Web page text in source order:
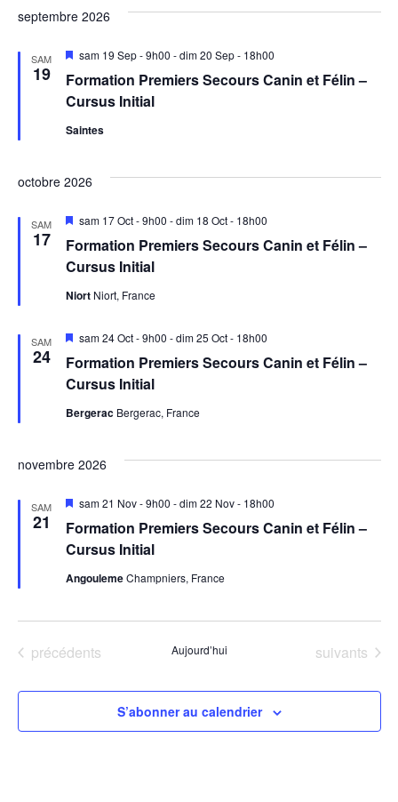
et
date.
septembre 2026
SAM
19
Formation Premiers Secours Canin et Félin –
Cursus Initial
Mis
avant
sam 19 Sep - 9h00 -dim 20 Sep - 18h00
Saintes
octobre 2026
SAM
17
Formation Premiers Secours Canin et Félin –
Cursus Initial
Mis
avant
sam 17 Oct - 9h00 -dim 18 Oct - 18h00
Niort Niort, France
SAM
24
Formation Premiers Secours Canin et Félin –
Cursus Initial
Mis
avant
sam 24 Oct - 9h00 -dim 25 Oct - 18h00
Bergerac Bergerac, France
novembre 2026
SAM
21
Formation Premiers Secours Canin et Félin –
Cursus Initial
Mis
avant
sam 21 Nov - 9h00 -dim 22 Nov - 18h00
AngoulemeChampniers, France
Évènements
précédents Aujourd’hui Évènements
suivants
S’abonner au calendrier